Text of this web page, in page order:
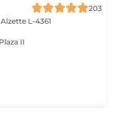
203
L-4361
II